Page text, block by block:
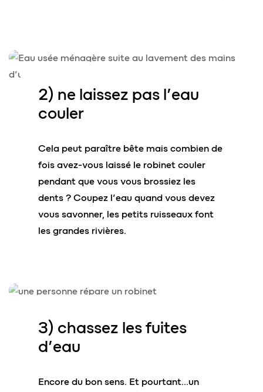
2) ne laissez pas l’eau
couler
Cela peut paraître bête mais combien de
fois avez-vous laissé le robinet couler
pendant que vous vous brossiez les
dents ? Coupez l’eau quand vous devez
vous savonner, les petits ruisseaux font
les grandes rivières.
3) chassez lesfuites
d’eau
Encore du bon sens. Et pourtant…un